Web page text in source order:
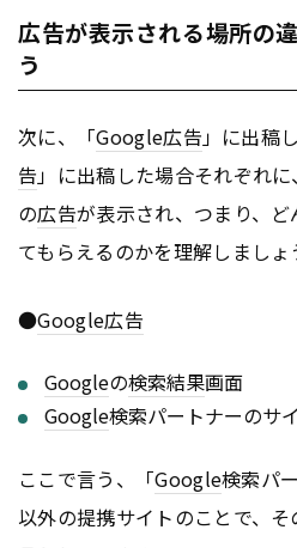
広告が表示される場所の
う
次に、「Google広告 」に出稿
告 」に出稿した場合それぞれ
の広告が表示され、つまり、
てもらえるのかを理解しましょ
●Google広告
Googleの検索結果画面
Google検索パートナーのサ
ここで言う、「Google検索パ
以外の提携サイトのことで、